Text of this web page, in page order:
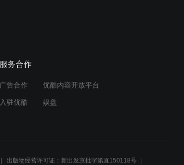
服务合作
广告合作 优酷内容开放平台
入驻优酷 娱盘
出版物经营许可证：新出发京批字第直150118号